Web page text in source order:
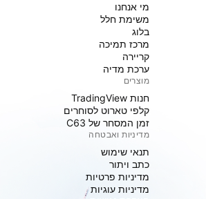
מי אנחנו
משימת חלל
בלוג
מרכז תמיכה
קריירה
ערכת מדיה
מוצרים
חנות TradingView
קלפי טארוט לסוחרים
זמן המסחר של C63
מדיניות ואבטחה
תנאי שימוש
כתב ויתור
מדיניות פרטיות
מדיניות עוגיות